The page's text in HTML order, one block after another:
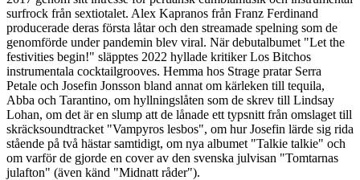
surfrock från sextiotalet. Alex Kapranos från Franz Ferdinand
producerade deras första låtar och den streamade spelning som de
genomförde under pandemin blev viral. När debutalbumet "Let the
festivities begin!" släpptes 2022 hyllade kritiker Los Bitchos
instrumentala cocktailgrooves. Hemma hos Strage pratar Serra
Petale och Josefin Jonsson bland annat om kärleken till tequila,
Abba och Tarantino, om hyllningslåten som de skrev till Lindsay
Lohan, om det är en slump att de lånade ett typsnitt från omslaget till
skräcksoundtracket "Vampyros lesbos", om hur Josefin lärde sig rida
stående på två hästar samtidigt, om nya albumet "Talkie talkie" och
om varför de gjorde en cover av den svenska julvisan "Tomtarnas
julafton" (även känd "Midnatt råder").